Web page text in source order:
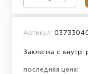
Заклепка с
Артикул:
последняя цена: